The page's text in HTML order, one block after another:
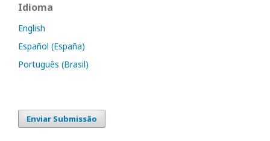
Idioma
English
Español (España)
Português (Brasil)
Enviar Submissão